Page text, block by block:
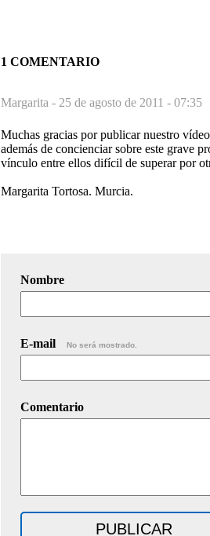
1 COMENTARIO
Margarita - 25 de agosto de 2011 - 07:35
Muchas gracias por publicar nuestro
además de concienciar sobre este grave
vínculo entre ellos difícil de superar por
Margarita Tortosa. Murcia.
Nombre
E-mail No será mostrado.
Comentario